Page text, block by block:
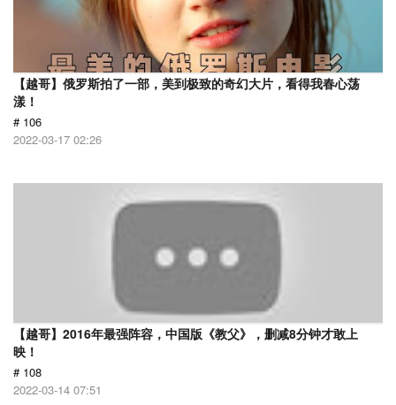
【越哥】俄罗斯拍了一部，美到极致的奇幻大片，看得我春心荡
漾！
# 106
2022-03-17 02:26
【越哥】2016年最强阵容，中国版《教父》，删减8分钟才敢上
映！
# 108
2022-03-14 07:51